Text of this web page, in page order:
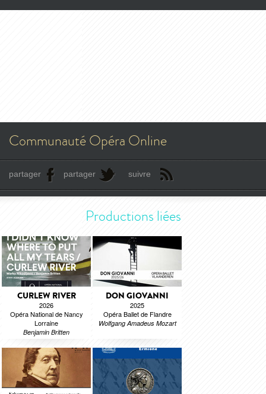
Communauté Opéra Online
partager partager suivre
Productions liées
CURLEW RIVER
2026
Opéra National de Nancy
Lorraine
Benjamin Britten
DON GIOVANNI
2025
Opéra Ballet de Flandre
Wolfgang Amadeus Mozart